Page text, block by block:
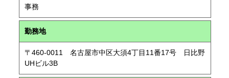
事務
勤務地
〒460-0011 名古屋市中区大須4丁目11番17号 日比野
UHビル3B